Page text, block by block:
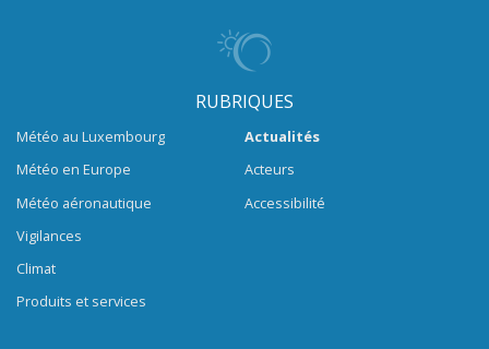
RUBRIQUES
Météo au Luxembourg
Météo en Europe
Météo aéronautique
Vigilances
Climat
Produits et services
Actualités
Acteurs
Accessibilité